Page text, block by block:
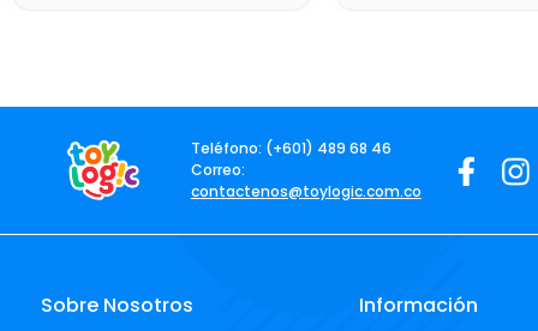
Teléfono: (+601) 489 68 46
Correo:
contactenos@toylogic.com.co
Sobre Nosotros Información